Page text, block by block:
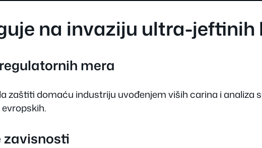
na invaziju ultra-
mera
zaštiti domaću industriju uvođenjem viših carina i analiza
zavisnosti